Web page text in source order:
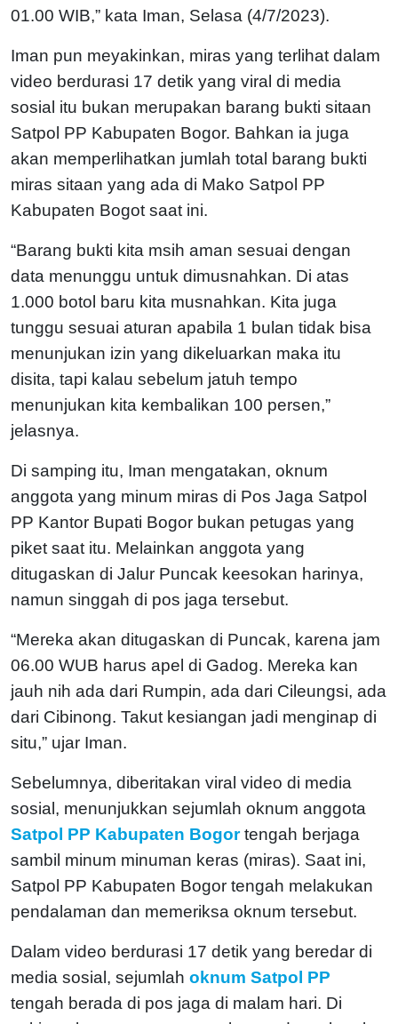
01.00 WIB,” kata Iman, Selasa (4/7/2023).
Iman pun meyakinkan, miras yang terlihat dalam
video berdurasi 17 detik yang viral di media
sosial itu bukan merupakan barang bukti sitaan
Satpol PP Kabupaten Bogor. Bahkan ia juga
akan memperlihatkan jumlah total barang bukti
miras sitaan yang ada di Mako Satpol PP
Kabupaten Bogot saat ini.
“Barang bukti kita msih aman sesuai dengan
data menunggu untuk dimusnahkan. Di atas
1.000 botol baru kita musnahkan. Kita juga
tunggu sesuai aturan apabila 1 bulan tidak bisa
menunjukan izin yang dikeluarkan maka itu
disita, tapi kalau sebelum jatuh tempo
menunjukan kita kembalikan 100 persen,”
jelasnya.
Di samping itu, Iman mengatakan, oknum
anggota yang minum miras di Pos Jaga Satpol
PP Kantor Bupati Bogor bukan petugas yang
piket saat itu. Melainkan anggota yang
ditugaskan di Jalur Puncak keesokan harinya,
namun singgah di pos jaga tersebut.
“Mereka akan ditugaskan di Puncak, karena jam
06.00 WUB harus apel di Gadog. Mereka kan
jauh nih ada dari Rumpin, ada dari Cileungsi, ada
dari Cibinong. Takut kesiangan jadi menginap di
situ,” ujar Iman.
Sebelumnya, diberitakan viral video di media
sosial, menunjukkan sejumlah oknum anggota
Satpol PP Kabupaten Bogortengah berjaga
sambil minum minuman keras (miras). Saat ini,
Satpol PP Kabupaten Bogor tengah melakukan
pendalaman dan memeriksa oknum tersebut.
Dalam video berdurasi 17 detik yang beredar di
media sosial, sejumlah oknum Satpol PP
tengah berada di pos jaga di malam hari. Di